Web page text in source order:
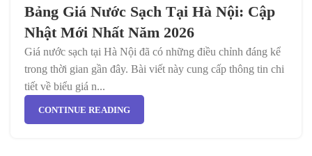
Bảng Giá Nước Sạch Tại Hà Nội: Cập
Nhật Mới Nhất Năm 2026
Giá nước sạch tại Hà Nội đã có những điều chỉnh đáng kể
trong thời gian gần đây. Bài viết này cung cấp thông tin chi
tiết về biểu giá n...
CONTINUE READING